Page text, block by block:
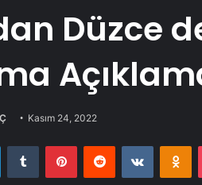
Düzce
Kasım 24, 2022
LinkedInTumblr PinterestReddit